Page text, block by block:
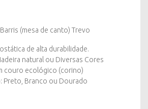
(mesa de canto) Trevo
de alta durabilidade.
natural ou Diversas Cores
couro ecológico (corino)
Preto, Branco ou Dourado